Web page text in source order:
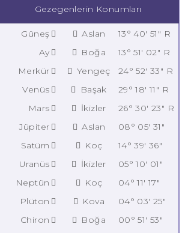
Gezegenlerin Konumları
Güneş Aslan
13° 40' 51" R
Ay
Boğa
13° 51' 02" R
Merkür
Yengeç
24° 52' 33" R
Venüs
Başak
29° 18' 11" R
Mars
İkizler
26° 30' 23" R
Jüpiter
Aslan
08° 05' 31"
Satürn
Koç
14° 39' 36"
Uranüs
İkizler
05° 10' 01"
Neptün
Koç
04° 11' 17"
Plüton
Kova
04° 03' 25"
Chiron
Boğa
00° 51' 53"